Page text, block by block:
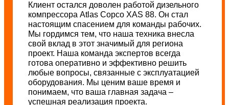
Клиент остался доволен работой дизельного
компрессора Atlas Copco XAS 88. Он стал
настоящим спасением для команды рабочих.
Мы гордимся тем, что наша техника внесла
свой вклад в этот значимый для региона
проект. Наша команда экспертов всегда
готова оперативно и эффективно решить
любые вопросы, связанные с эксплуатацией
оборудования. Мы ценим ваше время и
понимаем, что ваша главная задача –
успешная реализация проекта.